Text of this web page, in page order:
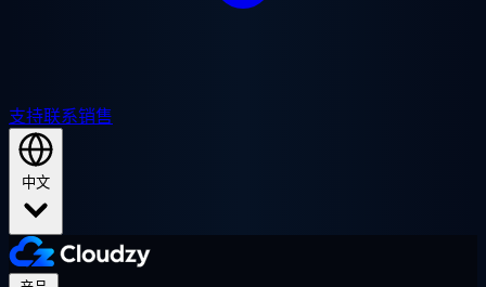
支持联系销售
中文